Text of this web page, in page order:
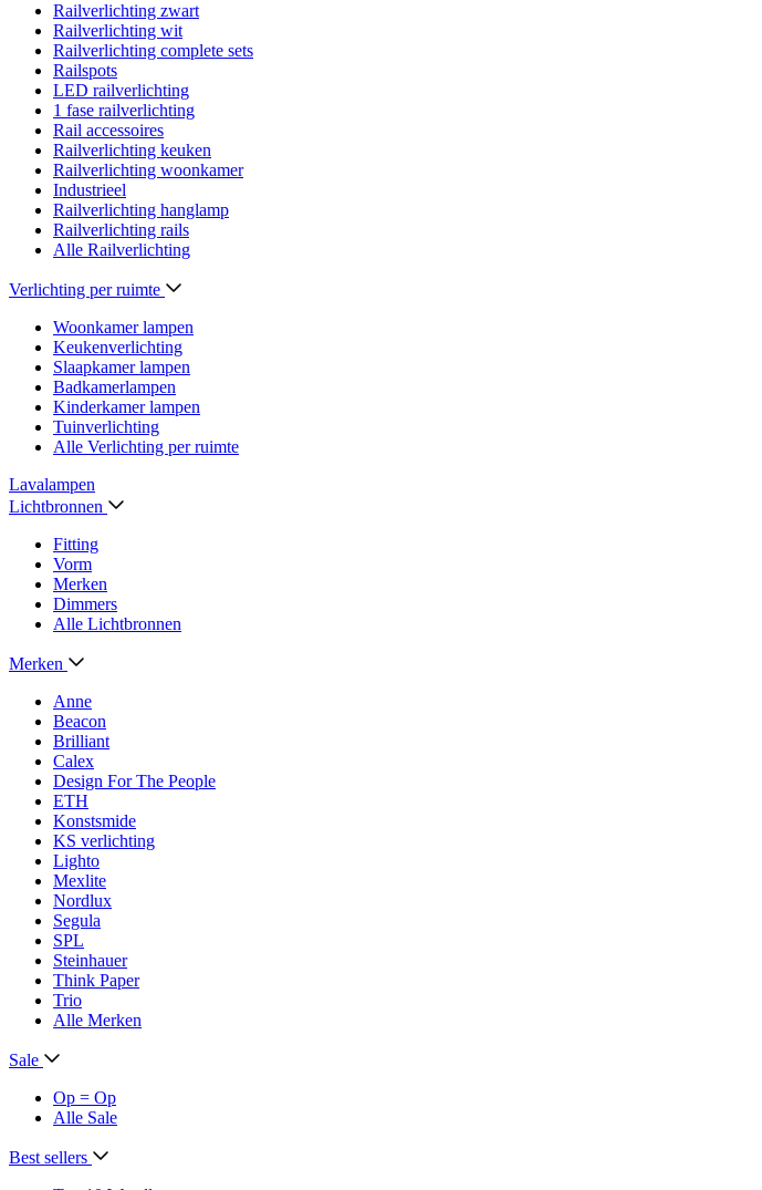
Railverlichting zwart
Railverlichting wit
Railverlichting complete sets
Railspots
LED railverlichting
1 fase railverlichting
Rail accessoires
Railverlichting keuken
Railverlichting woonkamer
Industrieel
Railverlichting hanglamp
Railverlichting rails
Alle Railverlichting
Verlichting per ruimte
Woonkamer lampen
Keukenverlichting
Slaapkamer lampen
Badkamerlampen
Kinderkamer lampen
Tuinverlichting
Alle Verlichting per ruimte
Lavalampen
Lichtbronnen
Fitting
Vorm
Merken
Dimmers
Alle Lichtbronnen
Merken
Anne
Beacon
Brilliant
Calex
Design For The People
ETH
Konstsmide
KS verlichting
Lighto
Mexlite
Nordlux
Segula
SPL
Steinhauer
Think Paper
Trio
Alle Merken
Sale
Op = Op
Alle Sale
Best sellers